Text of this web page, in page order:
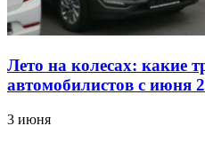
Лето на колесах: какие
автомобилистов с июня
3 июня